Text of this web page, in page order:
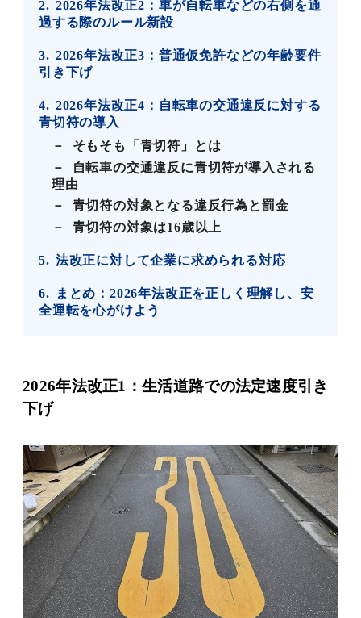
2
2026年法改正2：車が自転車などの右側を通
過する際のルール新設
3
2026年法改正3：普通仮免許などの年齢要件
引き下げ
4
2026年法改正4：自転車の交通違反に対する
青切符の導入
そもそも「青切符」とは
自転車の交通違反に青切符が導入される
理由
青切符の対象となる違反行為と罰金
青切符の対象は16歳以上
5 法改正に対して企業に求められる対応
6
まとめ：2026年法改正を正しく理解し、安
全運転を心がけよう
2026年法改正1：生活道路での法定速度引き
下げ